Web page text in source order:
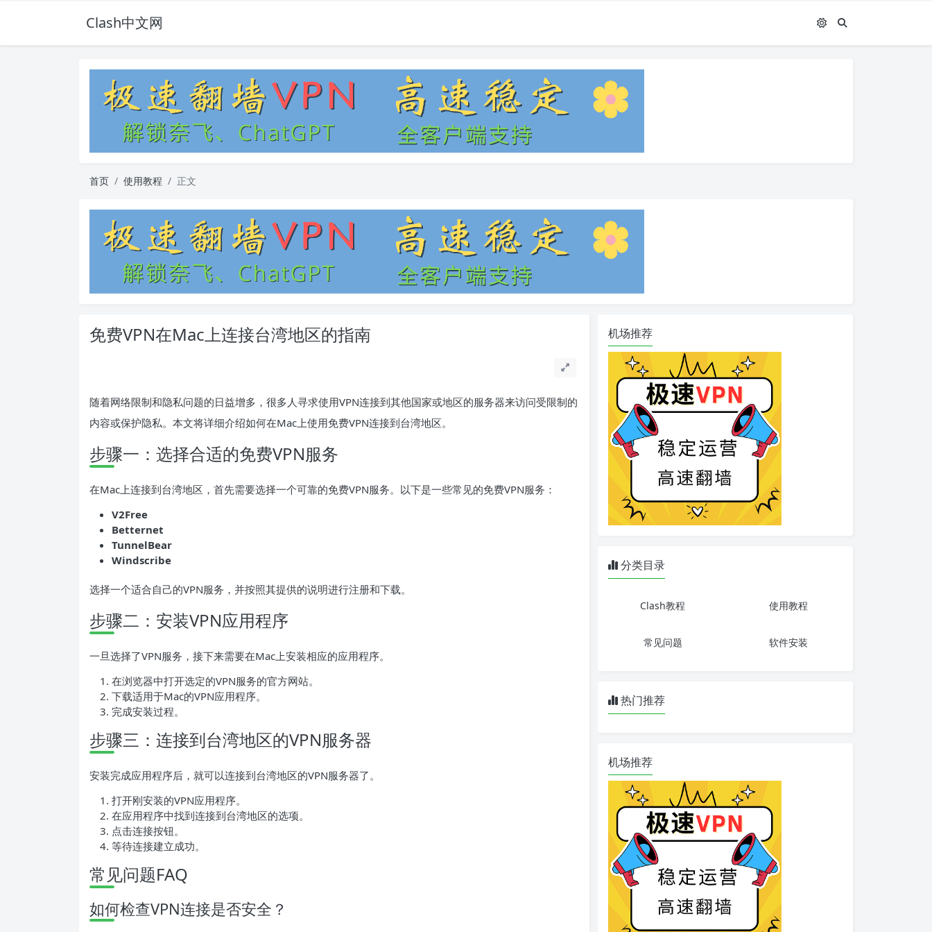
Clash中文网
首页 使用教程 正文
免费VPN在Mac上连接台湾地区的指南
随着网络限制和隐私问题的日益增多，很多人寻求使用VPN连接到其他国家或地区的服务器来访问受限制的
内容或保护隐私。本文将详细介绍如何在Mac上使用免费VPN连接到台湾地区。
步骤一：选择合适的免费VPN服务
在Mac上连接到台湾地区，首先需要选择一个可靠的免费VPN服务。以下是一些常见的免费VPN服务：
V2Free
Betternet
TunnelBear
Windscribe
选择一个适合自己的VPN服务，并按照其提供的说明进行注册和下载。
步骤二：安装VPN应用程序
一旦选择了VPN服务，接下来需要在Mac上安装相应的应用程序。
在浏览器中打开选定的VPN服务的官方网站。
下载适用于Mac的VPN应用程序。
完成安装过程。
步骤三：连接到台湾地区的VPN服务器
安装完成应用程序后，就可以连接到台湾地区的VPN服务器了。
打开刚安装的VPN应用程序。
在应用程序中找到连接到台湾地区的选项。
点击连接按钮。
等待连接建立成功。
常见问题FAQ
如何检查VPN连接是否安全？
机场推荐
分类目录
Clash教程 使用教程
常见问题 软件安装
热门推荐
机场推荐